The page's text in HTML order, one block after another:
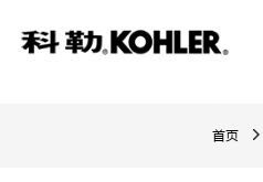
首页